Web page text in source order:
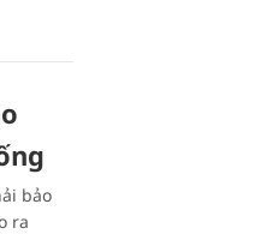
bảo
ra